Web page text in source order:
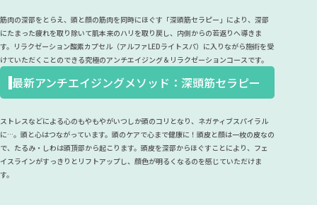
筋肉の深部をとらえ、頭と顔の筋肉を同時にほぐす「深頭筋セラピー」により、深部
にたまった疲れを取り除いて肌本来のハリを取り戻し、内側からの若返りへ導きま
す。リラクゼーション酸素カプセル（アルファLEDライトスパ）に入りながら施術を受
けていただくことのできる究極のアンチエイジング＆リラクゼーションコースです。
最新アンチエイジングメソッド：深頭筋セラピー
ストレスなどによる心のもやもやがいつしか頭のコリとなり、ネガティブスパイラル
に…。頭と心はつながっています。頭のケアで心まで健康に！頭皮と顔は一枚の皮なの
で、たるみ・しわは頭頂部から起こります。頭皮を深部からほぐすことにより、フェ
イスラインがすっきりとリフトアップし、顔色が明るくなるのを感じていただけま
す。